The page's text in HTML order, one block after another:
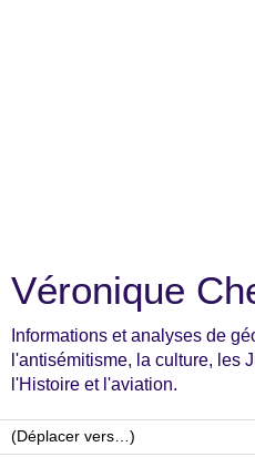
Véronique
Informations et analyses de
l'antisémitisme, la culture, les
l'Histoire et l'aviation.